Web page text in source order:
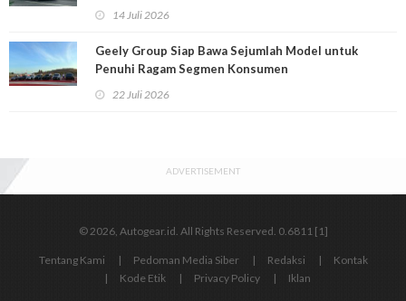
14 Juli 2026
Geely Group Siap Bawa Sejumlah Model untuk
Penuhi Ragam Segmen Konsumen
22 Juli 2026
ADVERTISEMENT
© 2026, Autogear.id. All Rights Reserved. 0.6811 [1]
Tentang Kami Pedoman Media Siber Redaksi
Kontak
Kode Etik
Privacy Policy Iklan